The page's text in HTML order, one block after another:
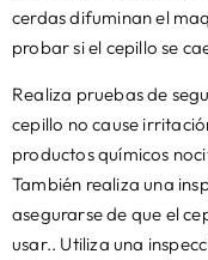
cerdas difuminan el
probar si el cepillo se
Realiza pruebas de
cepillo no cause
productos químicos
También realiza una
asegurarse de que el
usar.. Utiliza una